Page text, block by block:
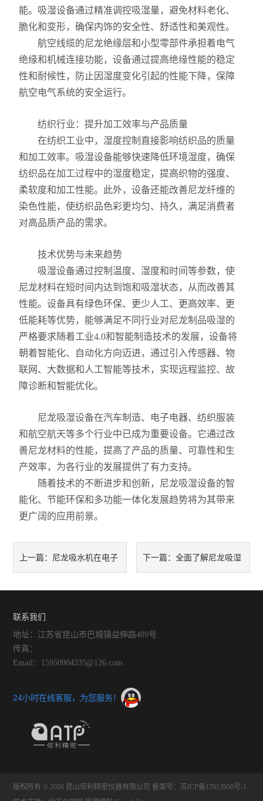
能。吸湿设备通过精准调控吸湿量，避免材料老化、
脆化和变形，确保内饰的安全性、舒适性和美观性。
航空线缆的尼龙绝缘层和小型零部件承担着电气
绝缘和机械连接功能，设备通过提高绝缘性能的稳定
性和耐候性，防止因湿度变化引起的性能下降，保障
航空电气系统的安全运行。
纺织行业：提升加工效率与产品质量
在纺织工业中，湿度控制直接影响纺织品的质量
和加工效率。吸湿设备能够快速降低环境湿度，确保
纺织品在加工过程中的湿度稳定，提高织物的强度、
柔软度和加工性能。此外，设备还能改善尼龙纤维的
染色性能，使纺织品色彩更均匀、持久，满足消费者
对高品质产品的需求。
技术优势与未来趋势
吸湿设备通过控制温度、湿度和时间等参数，使
尼龙材料在短时间内达到饱和吸湿状态，从而改善其
性能。设备具有绿色环保、更少人工、更高效率、更
低能耗等优势，能够满足不同行业对尼龙制品吸湿的
严格要求随着工业4.0和智能制造技术的发展，设备将
朝着智能化、自动化方向迈进，通过引入传感器、物
联网、大数据和人工智能等技术，实现远程监控、故
障诊断和智能优化。
尼龙吸湿设备在汽车制造、电子电器、纺织服装
和航空航天等多个行业中已成为重要设备。它通过改
善尼龙材料的性能，提高了产品的质量、可靠性和生
产效率，为各行业的发展提供了有力支持。
随着技术的不断进步和创新，尼龙吸湿设备的智
能化、节能环保和多功能一体化发展趋势将为其带来
更广阔的应用前景。
上一篇： 尼龙吸水机在电子 下一篇： 全面了解尼龙吸湿
联系我们
地址：江苏省昆山市巴城镇益伸路489号
传真：
Email：15950904335@126.com
24小时在线客服，为您服务！
版权所有 © 2026 昆山倍利精密仪器有限公司 备案号：苏ICP备17013950号-1